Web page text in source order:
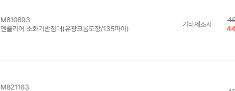
M810893
엔클리어 소화기받침대(유광크롬도장/135파이)
기타제조사
M821163